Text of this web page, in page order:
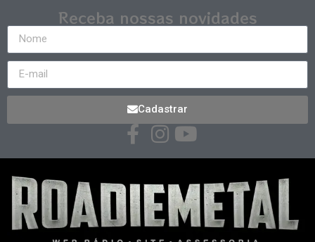
Receba nossas novidades
Cadastrar